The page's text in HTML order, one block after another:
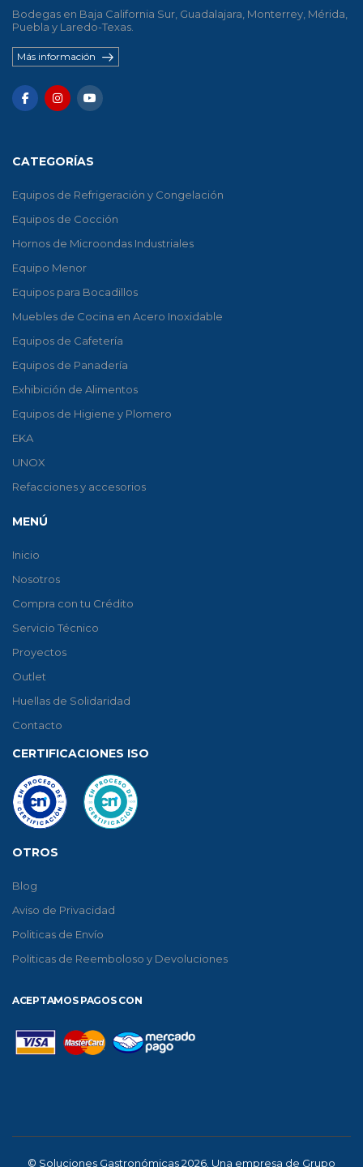
Bodegas en Baja California Sur, Guadalajara, Monterrey, Mérida,
Puebla y Laredo-Texas.
Más información
CATEGORÍAS
Equipos de Refrigeración y Congelación
Equipos de Cocción
Hornos de Microondas Industriales
Equipo Menor
Equipos para Bocadillos
Muebles de Cocina en Acero Inoxidable
Equipos de Cafetería
Equipos de Panadería
Exhibición de Alimentos
Equipos de Higiene y Plomero
EKA
UNOX
Refacciones y accesorios
MENÚ
Inicio
Nosotros
Compra con tu Crédito
Servicio Técnico
Proyectos
Outlet
Huellas de Solidaridad
Contacto
CERTIFICACIONES ISO
OTROS
Blog
Aviso de Privacidad
Politicas de Envío
Politicas de Reemboloso y Devoluciones
ACEPTAMOS PAGOS CON
© Soluciones Gastronómicas 2026. Una empresa de Grupo